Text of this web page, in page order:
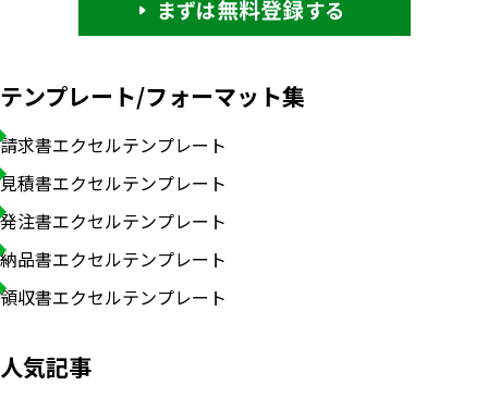
テンプレート/フォーマット集
請求書エクセルテンプレート
見積書エクセルテンプレート
発注書エクセルテンプレート
納品書エクセルテンプレート
領収書エクセルテンプレート
人気記事